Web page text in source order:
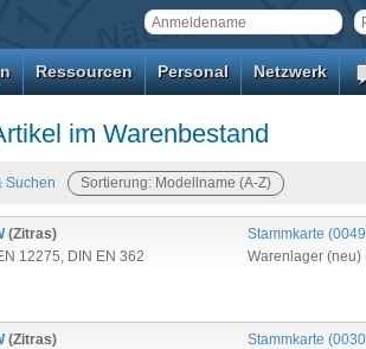
Ressourcen Personal Netzwerk
im Warenbestand
Suchen Sortierung: Modellname (A-Z)
(Zitras)
12275, DIN EN 362
Stammkarte (
Warenlager (neu)
(Zitras)
Stammkarte (